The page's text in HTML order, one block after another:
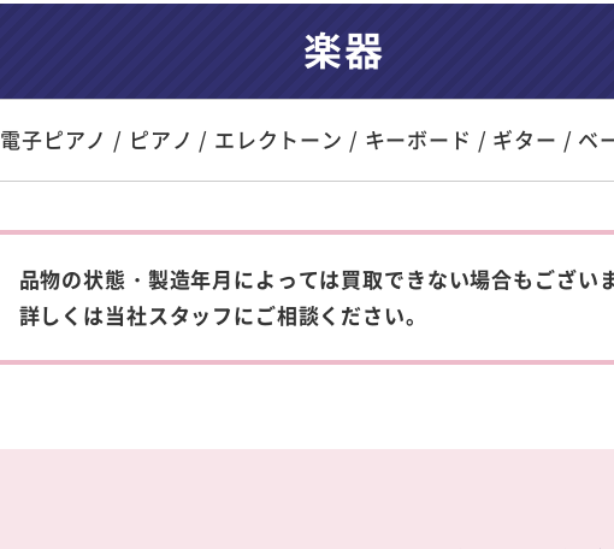
楽器
電子ピアノ / ピアノ / エレクトーン / キーボード / ギター / ベ
品物の状態・製造年月によっては買取できない場合もございま
詳しくは当社スタッフにご相談ください。